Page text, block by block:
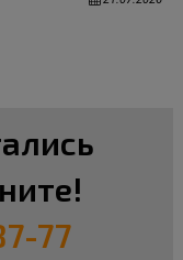
77